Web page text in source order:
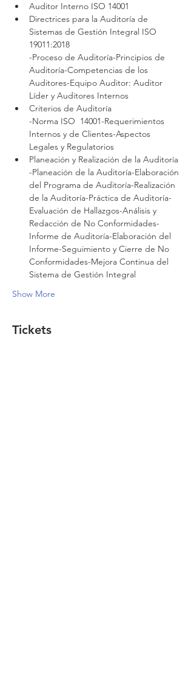
Auditor Interno ISO 14001
Directrices para la Auditoría de
Sistemas de Gestión Integral ISO
19011:2018
-Proceso de Auditoría-Principios de
Auditoría-Competencias de los
Auditores-Equipo Auditor: Auditor
Líder y Auditores Internos
Criterios de Auditoría
-Norma ISO  14001-Requerimientos
Internos y de Clientes-Aspectos
Legales y Regulatorios
Planeación y Realización de la Auditoría
-Planeación de la Auditoría-Elaboración
del Programa de Auditoría-Realización
de la Auditoría-Práctica de Auditoría-
Evaluación de Hallazgos-Análisis y
Redacción de No Conformidades-
Informe de Auditoría-Elaboración del
Informe-Seguimiento y Cierre de No
Conformidades-Mejora Continua del
Sistema de Gestión Integral
Show More
Tickets